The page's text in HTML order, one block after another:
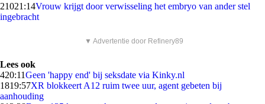
21021:14Vrouw krijgt door verwisseling het embryo van ander stel
ingebracht
▼ Advertentie door Refinery89
Lees ook
420:11Geen 'happy end' bij seksdate via Kinky.nl
1819:57XR blokkeert A12 ruim twee uur, agent gebeten bij
aanhouding